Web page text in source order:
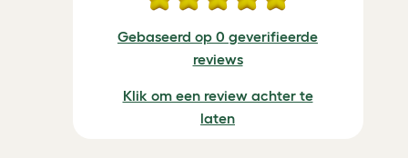
Gebaseerd op 0 geverifieerde
reviews
Klik om een review achter te
laten